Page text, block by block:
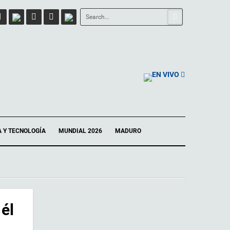
EN VIVO
Y TECNOLOGÍA MUNDIAL 2026 MADURO